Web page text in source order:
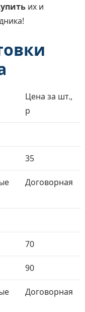
их и
Цена за шт.,
р
35
Договорная
70
90
Договорная